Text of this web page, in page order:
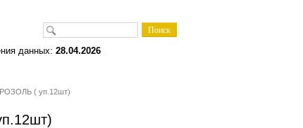
данных: 28.04.2026
( уп.12шт)